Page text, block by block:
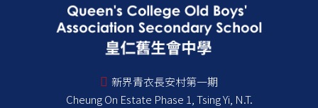
新界青衣長安村第一期
Cheung On Estate Phase 1, Tsing Yi, N.T.